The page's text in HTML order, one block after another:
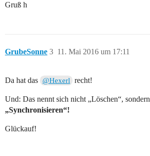
Gruß h
GrubeSonne 11. Mai 2016 um 17:11
3
Da hat das @Hexerl recht!
Und: Das nennt sich nicht „Löschen“, sondern
„Synchronisieren“!
Glückauf!